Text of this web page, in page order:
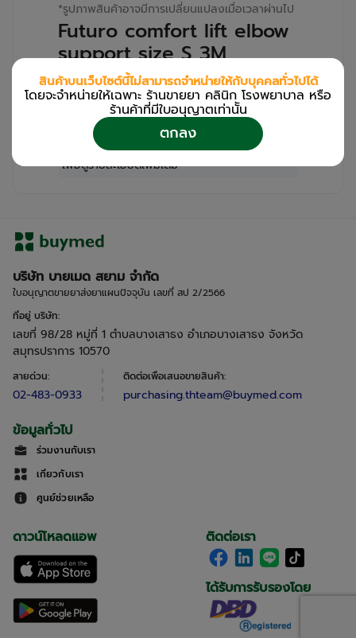
*รูปภาพสินค้าอาจมีการเปลี่ยนแปลงเมื่อเวลาผ่านไป
Futuro comfort lift elbow
support size S 3M
(Box/1s)
สำหรับลูกค้าเฉพาะร้านขายยา คลินิก และโรง
พยาบาล
เข้าสู่ระบบ
เพื่อดูรายละเอียดเพิ่มเติม
บริษัท บายเมด สยาม จำกัด
ใบอนุญาตขายยาส่งยาแผนปัจจุบัน เลขที่ สป 2/2566
ที่อยู่ บริษัท:
เลขที่ 98/28 หมู่ที่ 1 ตำบลบางเสาธง อำเภอบางเสาธง จังหวัด
สมุทรปราการ 10570
สายด่วน:
02-483-0933
ติดต่อเพื่อเสนอขายสินค้า:
purchasing.thteam@buymed.com
ข้อมูลทั่วไป
ร่วมงานกับเรา
เกี่ยวกับเรา
ศูนย์ช่วยเหลือ
ติดต่อเรา
ได้รับการรับรองโดย
ดาวน์โหลดแอพ
สินค้าบนเว็บไซต์นี้ไม่สามารถจำหน่ายให้กับบุคคลทั่วไปได้
โดยจะจำหน่ายให้เฉพาะ ร้านขายยา คลินิก โรงพยาบาล หรือ
ร้านค้าที่มีใบอนุญาตเท่านััน
ตกลง